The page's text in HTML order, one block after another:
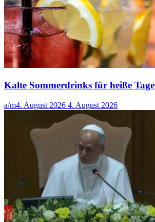
Kalte Sommerdrinks für heiße Tage
a/m4. August 2026 4. August 2026